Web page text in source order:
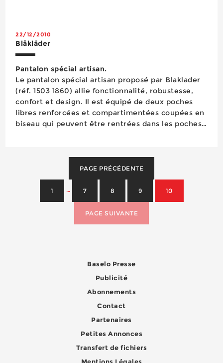
22/12/2010
Blåkläder
Pantalon spécial artisan.
Le pantalon spécial artisan proposé par Blaklader
(réf. 1503 1860) allie fonctionnalité, robustesse,
confort et design. Il est équipé de deux poches
libres renforcées et compartimentées coupées en
biseau qui peuvent être rentrées dans les poches
PAGE PRÉCÉDENTE
1 … 7 8 9 10
PAGE SUIVANTE
Baselo Presse
Publicité
Abonnements
Contact
Partenaires
Petites Annonces
Transfert de fichiers